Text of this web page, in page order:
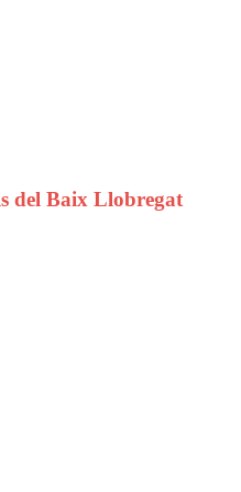
del Baix Llobregat